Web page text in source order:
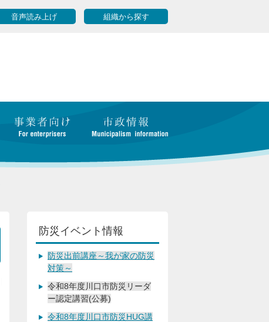
音声読み上げ 組織から探す
防災イベント情報
防災出前講座～我が家の防災
対策～
令和8年度川口市防災リーダ
ー認定講習(公募)
令和8年度川口市防災HUG講